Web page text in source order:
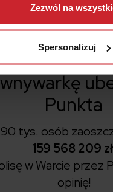
nami skontaktować i w
dane osobowe w
Zezwól na
Spersonalizuj
klientów
Punkta
tys. osób
159 568 209
w Warcie przez
opinię!